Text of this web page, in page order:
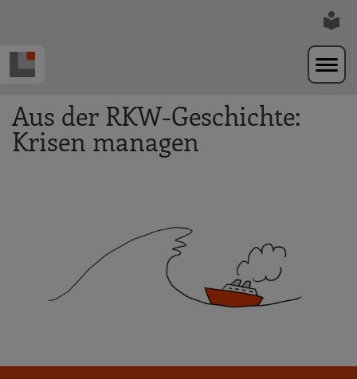
Aus der RKW-Geschichte:
Krisen managen